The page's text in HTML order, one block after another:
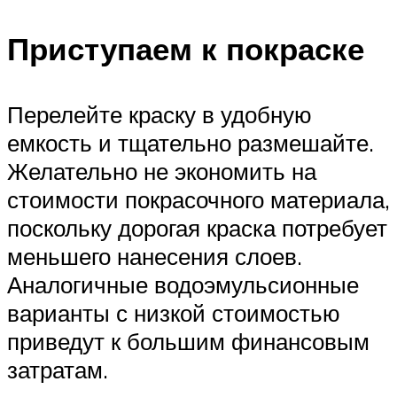
Приступаем к покраске
Перелейте краску в удобную
емкость и тщательно размешайте.
Желательно не экономить на
стоимости покрасочного материала,
поскольку дорогая краска потребует
меньшего нанесения слоев.
Аналогичные водоэмульсионные
варианты с низкой стоимостью
приведут к большим финансовым
затратам.